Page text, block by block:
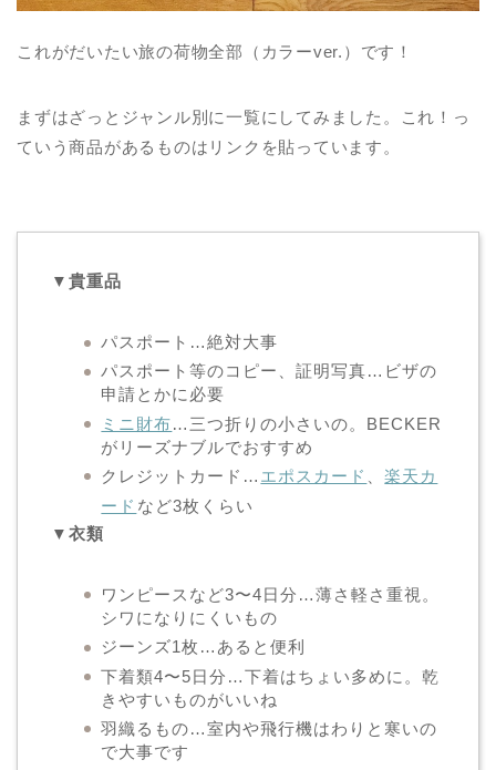
これがだいたい旅の荷物全部（カラーver.）です！
まずはざっとジャンル別に一覧にしてみました。これ！っ
ていう商品があるものはリンクを貼っています。
▼貴重品
パスポート…絶対大事
パスポート等のコピー、証明写真…ビザの
申請とかに必要
ミニ財布…三つ折りの小さいの。BECKER
がリーズナブルでおすすめ
クレジットカード… エポスカード 、楽天カ
ード など3枚くらい
▼衣類
ワンピースなど3〜4日分…薄さ軽さ重視。
シワになりにくいもの
ジーンズ1枚…あると便利
下着類4〜5日分…下着はちょい多めに。乾
きやすいものがいいね
羽織るもの…室内や飛行機はわりと寒いの
で大事です